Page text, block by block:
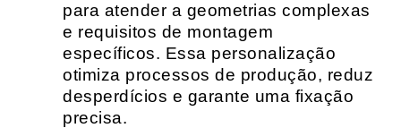
para atender a geometrias complexas
e requisitos de montagem
específicos. Essa personalização
otimiza processos de produção, reduz
desperdícios e garante uma fixação
precisa.